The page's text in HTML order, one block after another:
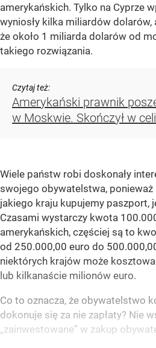
amerykańskich. Tylko na Cyprze
wyniosły kilka miliardów dolarów,
że około 1 miliarda dolarów od
takiego rozwiązania.
Czytaj też:
Amerykański prawnik
w Moskwie. Skończył w
Wiele państw robi doskonały
swojego obywatelstwa, ponieważ
jakiego kraju kupujemy paszport,
Czasami wystarczy kwota
amerykańskich, częściej są to
od 250.000,00 euro do
niektórych krajów może
lub kilkanaście milionów euro.
Co to oznacza, że obywatelstwo
dokonuje się za nie zapłaty? Nie
„zainwestowane” w zakup